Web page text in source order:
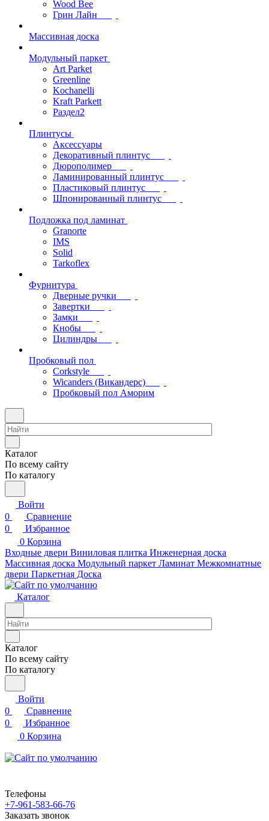
Wood Bee
Грин Лайн
Массивная доска
Модульный паркет
Art Parket
Greenline
Kochanelli
Kraft Parkett
Раздел2
Плинтусы
Аксессуары
Декоративный плинтус
Дюрополимер
Ламинированный плинтус
Пластиковый плинтус
Шпонированный плинтус
Подложка под ламинат
Granorte
IMS
Solid
Tarkoflex
Фурнитура
Дверные ручки
Завертки
Замки
Кнобы
Цилиндры
Пробковый пол
Corkstyle
Wicanders (Викандерс)
Пробковый пол Аморим
Каталог
По всему сайту
По каталогу
Войти
0
Сравнение
0
Избранное
0 Корзина
Входные двери Виниловая плитка Инженерная доска
Массивная доска Модульный паркет Ламинат Межкомнатные
двери Паркетная Доска
Каталог
Каталог
По всему сайту
По каталогу
Войти
0
Сравнение
0
Избранное
0 Корзина
Телефоны
+7-961-583-66-76
Заказать звонок